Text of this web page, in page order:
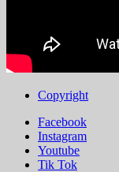
Copyright
Facebook
Instagram
Youtube
Tik Tok